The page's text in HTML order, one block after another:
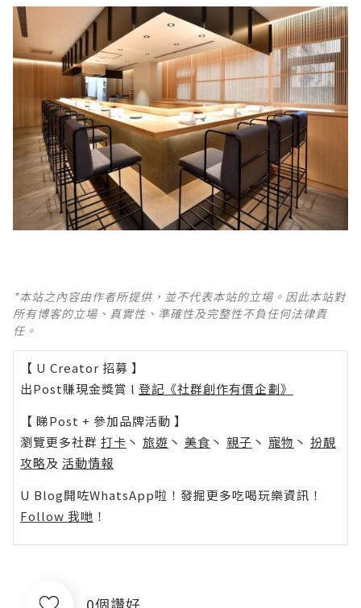
*本站之內容由作者所提供，並不代表本站的立場。因此本站對
所有博客的立場、真實性、準確性及完整性不負任何法律責
任。
【 U Creator 招募 】
出Post賺現金獎賞 l 登記《社群創作有價企劃》
【 睇Post + 參加品牌活動 】
瀏覽更多社群 打卡 丶 旅遊 丶 美食 丶 親子 丶 寵物 丶 扮靚
攻略及 活動情報
U Blog開咗WhatsApp啦！發掘更多吃喝玩樂資訊！
Follow 我哋 ！